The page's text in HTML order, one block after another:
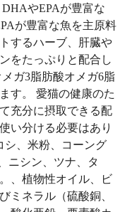
やEPAが豊富な
が豊富な魚を主原料
するハーブ、肝臓や
をたっぷりと配合し
ガ3脂肪酸オメガ6脂
す。 愛猫の健康のた
充分に摂取できる配
い分ける必要はあり
シ、米粉、コーング
ニシン、ツナ、タ
、植物性オイル、ビ
ミネラル（硫酸銅、